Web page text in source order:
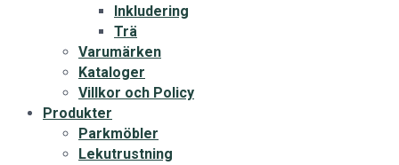
Inkludering
Trä
Varumärken
Kataloger
Villkor och Policy
Produkter
Parkmöbler
Lekutrustning